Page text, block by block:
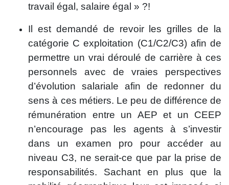
travail égal, salaire égal » ?!
Il est demandé de revoir les grilles de la
catégorie C exploitation (C1/C2/C3) afin de
permettre un vrai déroulé de carrière à ces
personnels avec de vraies perspectives
d’évolution salariale afin de redonner du
sens à ces métiers. Le peu de différence de
rémunération entre un AEP et un CEEP
n’encourage pas les agents à s’investir
dans un examen pro pour accéder au
niveau C3, ne serait-ce que par la prise de
responsabilités. Sachant en plus que la